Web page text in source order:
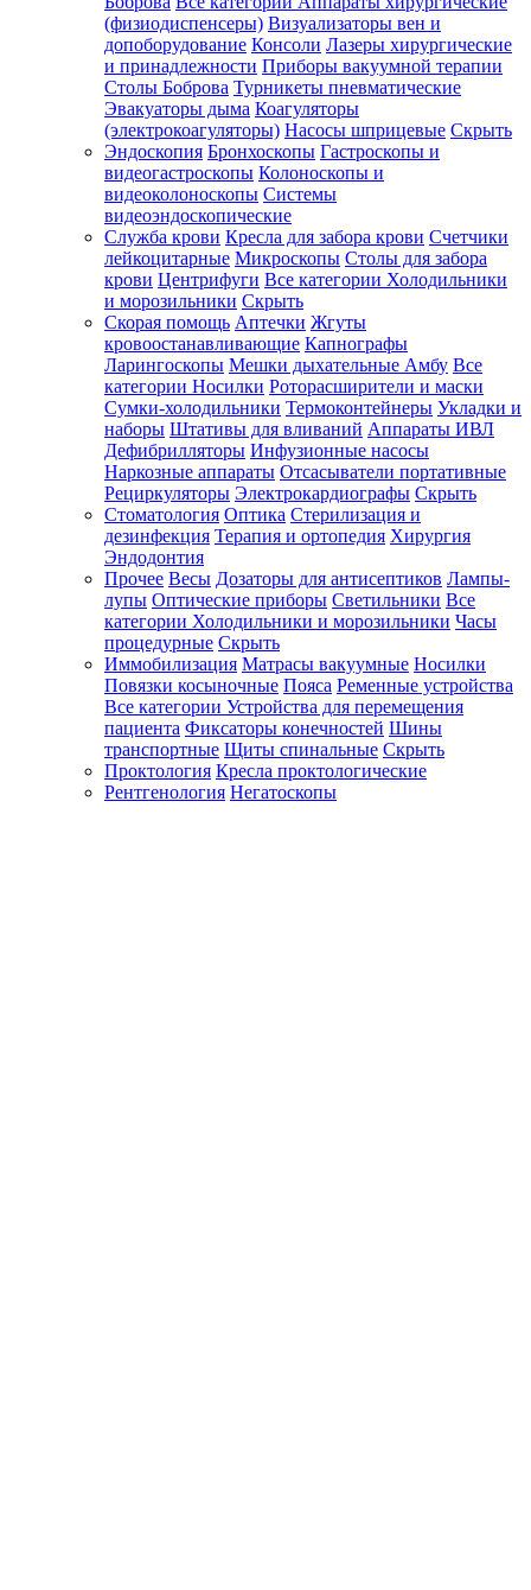
(физиодиспенсеры) Визуализаторы вен и
допоборудование Консоли Лазеры хирургические
и принадлежности Приборы вакуумной терапии
Столы Боброва Турникеты пневматические
Эвакуаторы дыма Коагуляторы
(электрокоагуляторы) Насосы шприцевые Скрыть
Эндоскопия Бронхоскопы Гастроскопы и
видеогастроскопы Колоноскопы и
видеоколоноскопы Системы
видеоэндоскопические
Служба крови Кресла для забора крови Счетчики
лейкоцитарные Микроскопы Столы для забора
крови Центрифуги Все категории Холодильники
и морозильники Скрыть
Скорая помощь Аптечки Жгуты
кровоостанавливающие Капнографы
Ларингоскопы Мешки дыхательные Амбу Все
категории Носилки Роторасширители и маски
Сумки-холодильники Термоконтейнеры Укладки и
наборы Штативы для вливаний Аппараты ИВЛ
Дефибрилляторы Инфузионные насосы
Наркозные аппараты Отсасыватели портативные
Рециркуляторы Электрокардиографы Скрыть
Стоматология Оптика Стерилизация и
дезинфекция Терапия и ортопедия Хирургия
Эндодонтия
Прочее Весы Дозаторы для антисептиков Лампы-
лупы Оптические приборы Светильники Все
категории Холодильники и морозильники Часы
процедурные Скрыть
Иммобилизация Матрасы вакуумные Носилки
Повязки косыночные Пояса Ременные устройства
Все категории Устройства для перемещения
пациента Фиксаторы конечностей Шины
транспортные Щиты спинальные Скрыть
Проктология Кресла проктологические
Рентгенология Негатоскопы